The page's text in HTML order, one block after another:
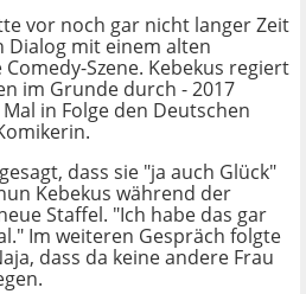
vor noch gar nicht langer Zeit
Dialog mit einem alten
Szene. Kebekus regiert
im Grunde durch - 2017
in Folge den Deutschen
dass sie "ja auch Glück"
Kebekus während der
Staffel. "Ich habe das gar
Im weiteren Gespräch folgte
dass da keine andere Frau